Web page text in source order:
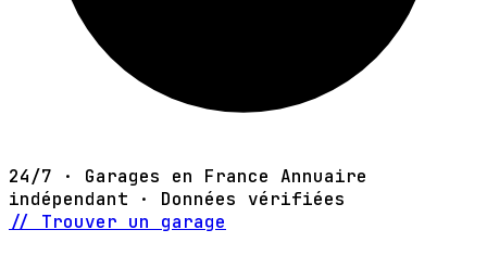
24/7 · Garages en France Annuaire
indépendant · Données vérifiées
// Trouver un garage